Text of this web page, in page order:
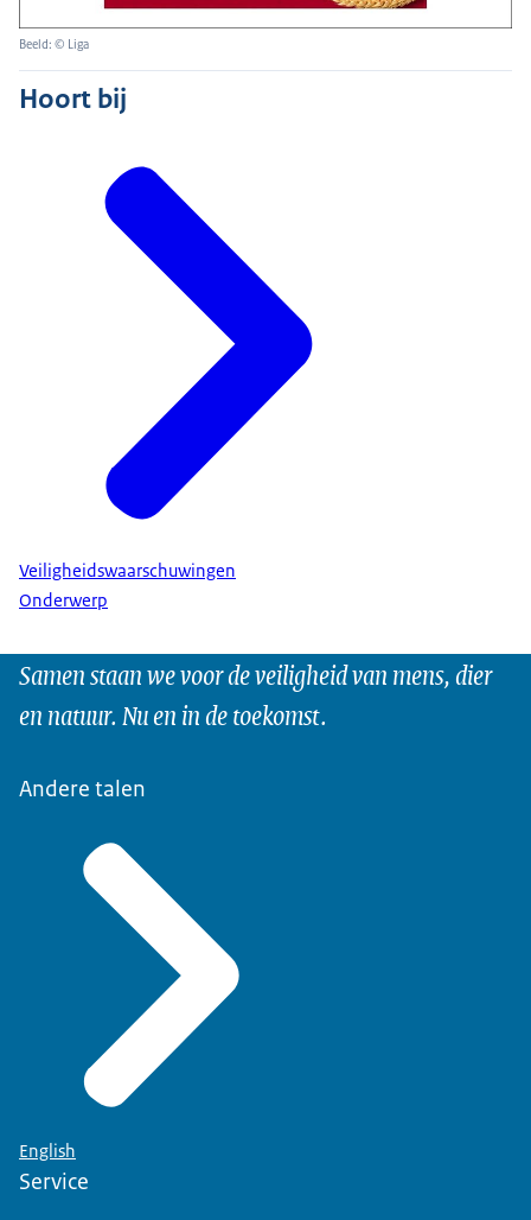
Beeld: © Liga
Hoort bij
Veiligheidswaarschuwingen
Onderwerp
Samen staan we voor de veiligheid van mens, dier
en natuur. Nu en in de toekomst.
Andere talen
English
Service